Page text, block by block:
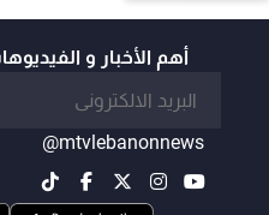
أهم الأخبار و
@mtvlebanonnews